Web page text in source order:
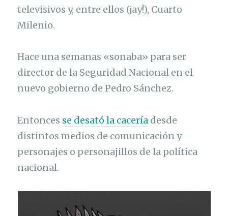
televisivos y, entre ellos (¡ay!), Cuarto
Milenio.
Hace una semanas «sonaba» para ser
director de la Seguridad Nacional en el
nuevo gobierno de Pedro Sánchez.
Entonces se desató la cacería desde
distintos medios de comunicación y
personajes o personajillos de la política
nacional.